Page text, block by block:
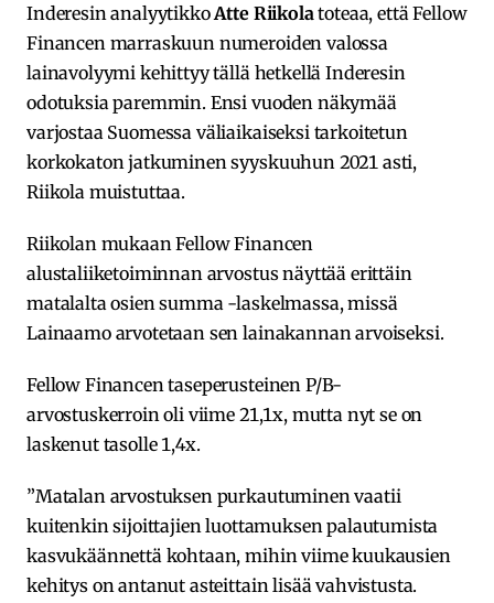
Inderesin analyytikkoAtte Riikolatoteaa, että Fellow
Financen marraskuun numeroiden valossa
lainavolyymi kehittyy tällä hetkellä Inderesin
odotuksia paremmin. Ensi vuoden näkymää
varjostaa Suomessa väliaikaiseksi tarkoitetun
korkokaton jatkuminen syyskuuhun 2021 asti,
Riikola muistuttaa.
Riikolan mukaan Fellow Financen
alustaliiketoiminnan arvostus näyttää erittäin
matalalta osien summa -laskelmassa, missä
Lainaamo arvotetaan sen lainakannan arvoiseksi.
Fellow Financen taseperusteinen P/B-
arvostuskerroin oli viime 21,1x, mutta nyt se on
laskenut tasolle 1,4x.
”Matalan arvostuksen purkautuminen vaatii
kuitenkin sijoittajien luottamuksen palautumista
kasvukäännettä kohtaan, mihin viime kuukausien
kehitys on antanut asteittain lisää vahvistusta.